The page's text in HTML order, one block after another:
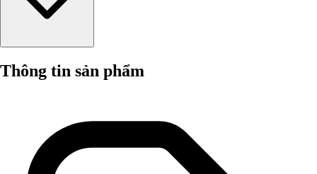
Thông tin sản phẩm